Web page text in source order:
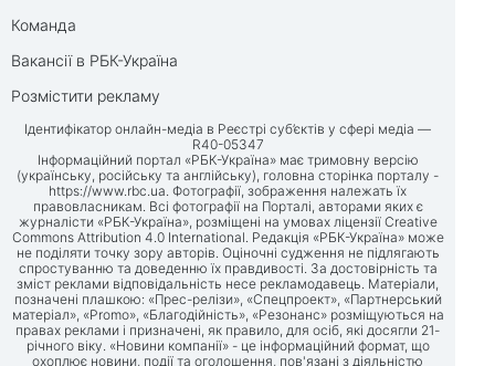
Команда
Вакансії в РБК-Україна
Розмістити рекламу
Ідентифікатор онлайн-медіа в Реєстрі суб’єктів у сфері медіа —
R40-05347
Інформаційний портал «РБК-Україна» має тримовну версію
(українську, російську та англійську), головна сторінка порталу -
https://www.rbc.ua. Фотографії, зображення належать їх
правовласникам. Всі фотографії на Порталі, авторами яких є
журналісти «РБК-Україна», розміщені на умовах ліцензії Creative
Commons Attribution 4.0 International. Редакція «РБК-Україна» може
не поділяти точку зору авторів. Оціночні судження не підлягають
спростуванню та доведенню їх правдивості. За достовірність та
зміст реклами відповідальність несе рекламодавець. Матеріали,
позначені плашкою: «Прес-релізи», «Спецпроект», «Партнерський
матеріал», «Promo», «Благодійність», «Резонанс» розміщуються на
правах реклами і призначені, як правило, для осіб, які досягли 21-
річного віку. «Новини компанії» - це інформаційний формат, що
охоплює новини, події та оголошення, пов'язані з діяльністю